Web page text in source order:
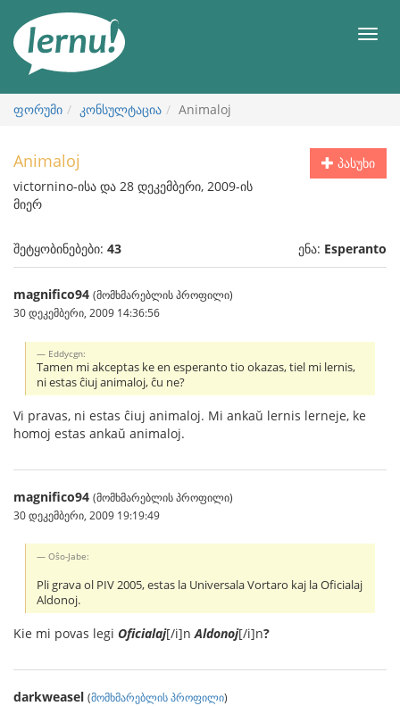
ნახვა
მენიუ
ფორუმი კონსულტაცია Animaloj
პასუხი
Animaloj
victornino-ისა და 28 დეკემბერი, 2009-ის
მიერ
შეტყობინებები: 43 ენა: Esperanto
magnifico94 (მომხმარებლის პროფილი)
30 დეკემბერი, 2009 14:36:56
Eddycgn:
Tamen mi akceptas ke en esperanto tio okazas, tiel mi lernis,
ni estas ĉiuj animaloj, ĉu ne?
Vi pravas, ni estas ĉiuj animaloj. Mi ankaŭ lernis lerneje, ke
homoj estas ankaŭ animaloj.
magnifico94 (მომხმარებლის პროფილი)
30 დეკემბერი, 2009 19:19:49
Oŝo-Jabe:
Pli grava ol PIV 2005, estas la Universala Vortaro kaj la Oficialaj
Aldonoj.
Kie mi povas legi Oficialaj[/i]n Aldonoj[/i]n?
darkweasel (მომხმარებლის პროფილი)